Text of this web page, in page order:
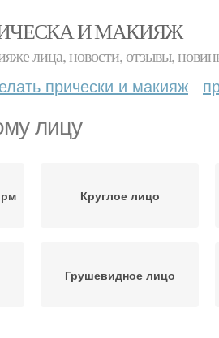
И МАКИЯЖ
лица, новости, отзывы,
прически и макияж
лицу
Круглое лицо
Грушевидное лицо